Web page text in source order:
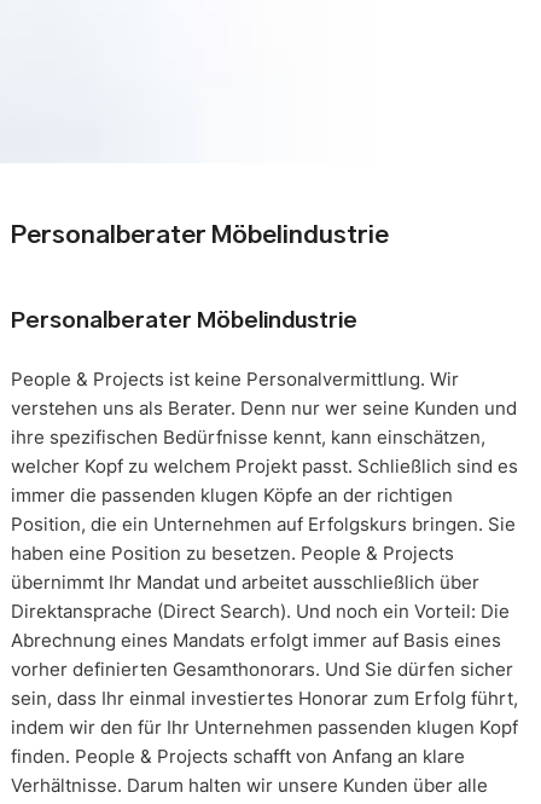
Personalberater Möbelindustrie
Personalberater Möbelindustrie
People & Projects ist keine Personalvermittlung. Wir
verstehen uns als Berater. Denn nur wer seine Kunden und
ihre spezifischen Bedürfnisse kennt, kann einschätzen,
welcher Kopf zu welchem Projekt passt. Schließlich sind es
immer die passenden klugen Köpfe an der richtigen
Position, die ein Unternehmen auf Erfolgskurs bringen. Sie
haben eine Position zu besetzen. People & Projects
übernimmt Ihr Mandat und arbeitet ausschließlich über
Direktansprache (Direct Search). Und noch ein Vorteil: Die
Abrechnung eines Mandats erfolgt immer auf Basis eines
vorher definierten Gesamthonorars. Und Sie dürfen sicher
sein, dass Ihr einmal investiertes Honorar zum Erfolg führt,
indem wir den für Ihr Unternehmen passenden klugen Kopf
finden. People & Projects schafft von Anfang an klare
Verhältnisse. Darum halten wir unsere Kunden über alle